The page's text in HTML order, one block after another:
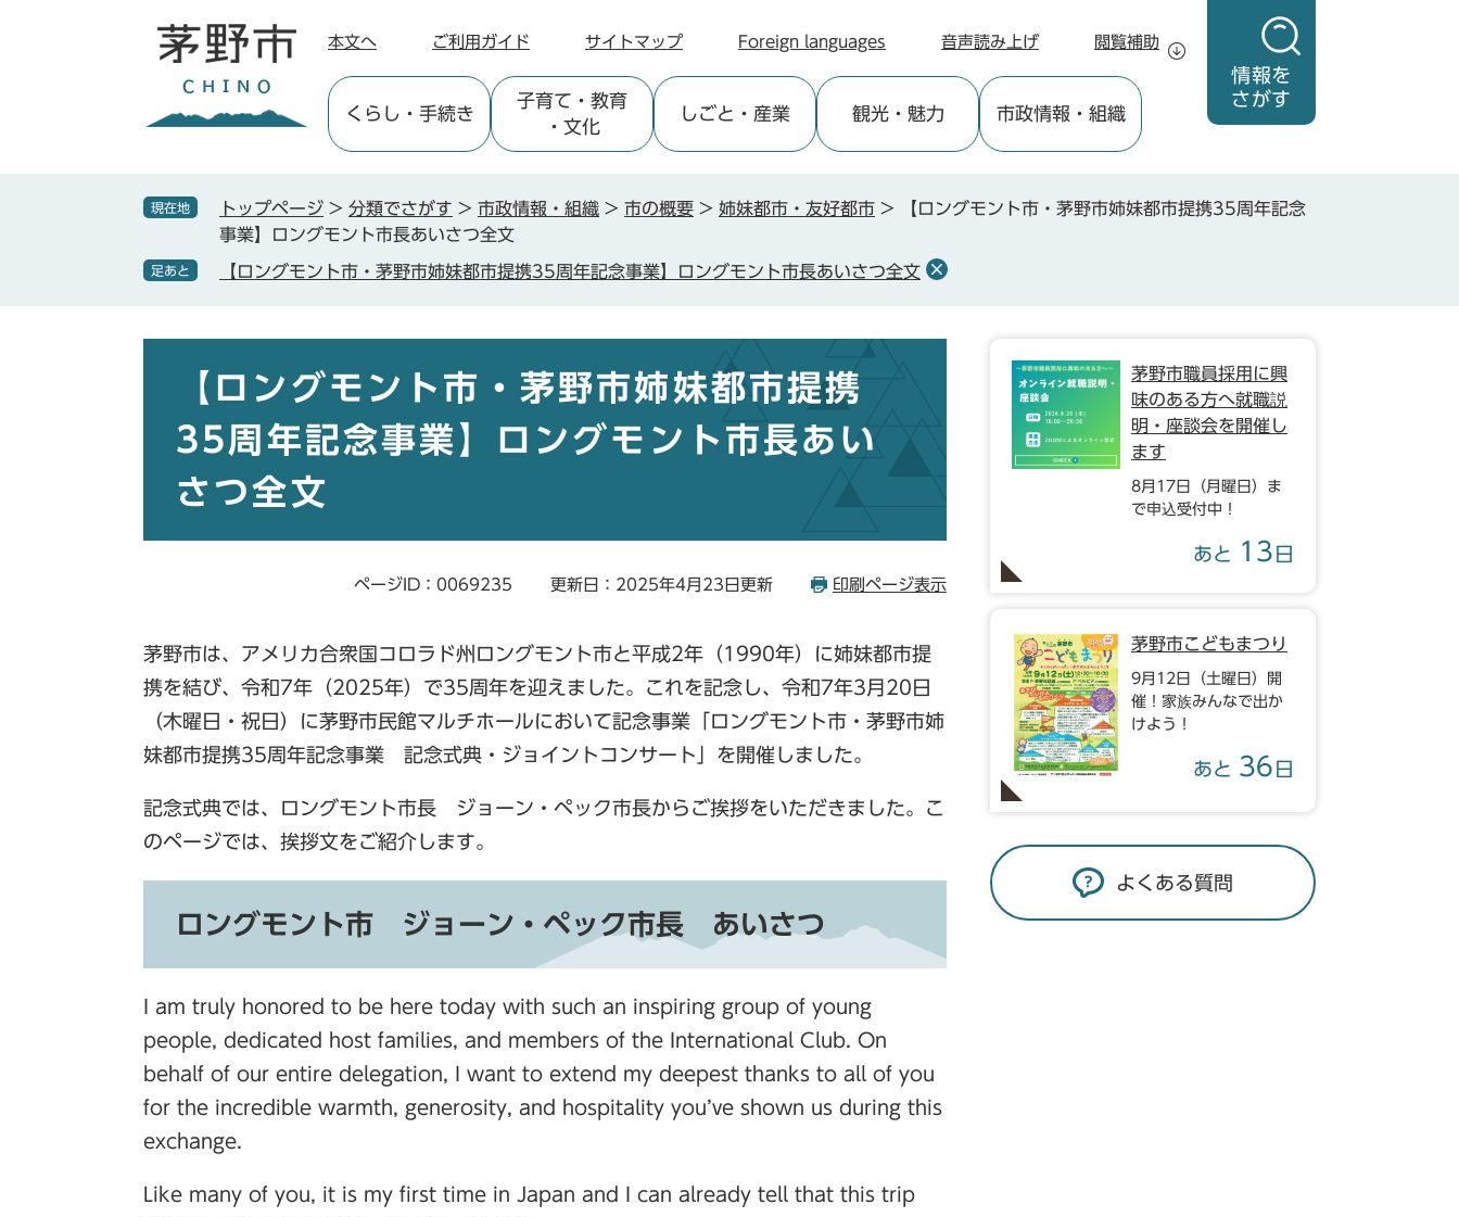
情報を
さがす
本文へ ご利用ガイド サイトマップ Foreign languages 音声読み上げ 閲覧補助
くらし ・手続き
子育て ・教育
・文化
しごと ・産業 観光・魅力 市政情報 ・組織
現在地 トップページ > 分類でさがす > 市政情報・組織 > 市の概要 > 姉妹都市・友好都市 >
【ロングモント市・茅野市姉妹都市提携35周年記念
事業】ロングモント市長あいさつ全文
足あと 【ロングモント市・茅野市姉妹都市提携35周年記念事業】ロングモント市長あいさつ全文
【ロングモント市・茅野市姉妹都市提携
35周年記念事業】ロングモント市長あい
さつ全文
ページID：0069235 更新日：2025年4月23日更新 印刷ページ表示
茅野市は、アメリカ合衆国コロラド州ロングモント市と平成2年（1990年）に姉妹都市提
携を結び、令和7年（2025年）で35周年を迎えました。これを記念し、令和7年3月20日
（木曜日・祝日）に茅野市民館マルチホールにおいて記念事業「ロングモント市・茅野市姉
妹都市提携35周年記念事業 記念式典・ジョイントコンサート」を開催しました。
記念式典では、ロングモント市長 ジョーン・ペック市長からご挨拶をいただきました。こ
のページでは、挨拶文をご紹介します。
ロングモント市 ジョーン・ペック市長 あいさつ
I am truly honored to be here today with such an inspiring group of young
people, dedicated host families, and members of the International Club. On
behalf of our entire delegation, I want to extend my deepest thanks to all of you
for the incredible warmth, generosity, and hospitality you’ve shown us during this
exchange.
Like many of you, it is my first time in Japan and I can already tell that this trip
茅野市職員採用に興
味のある方へ就職説
明・座談会を開催し
ます
8月17日（月曜日）ま
で申込受付中！
あと 13 日
茅野市こどもまつり
9月12日（土曜日）開
催！家族みんなで出か
けよう！
あと 36 日
よくある質問